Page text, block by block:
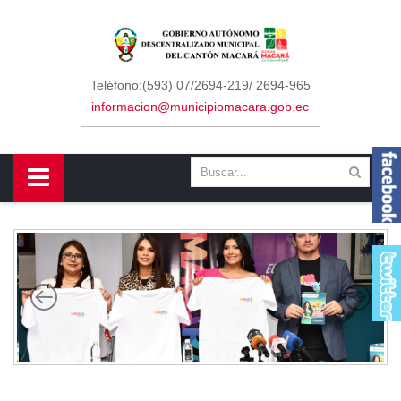
Teléfono:(593) 07/2694-219/ 2694-965
informacion@municipiomacara.gob.ec
Sidebar Menu
Concejo
Departamentos
Contáctenos
Macará
Cantón
Himno a Macará
Símbolos Patrios